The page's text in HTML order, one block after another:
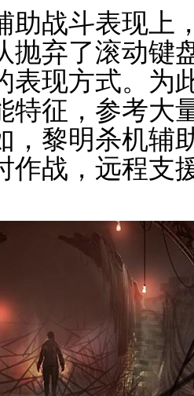
助战斗表现上
抛弃了滚动键
表现方式。为
特征，参考大
，黎明杀机辅
作战，远程支